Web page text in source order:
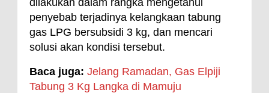
penyebab terjadinya kelangkaan tabung
gas LPG bersubsidi 3 kg, dan mencari
solusi akan kondisi tersebut.
Baca juga: Jelang Ramadan, Gas Elpiji
Tabung 3 Kg Langka di Mamuju